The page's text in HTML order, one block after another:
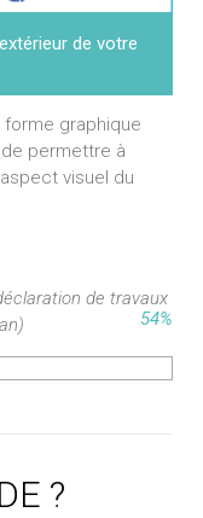
de votre
forme graphique
permettre à
visuel du
de travaux
54%
?